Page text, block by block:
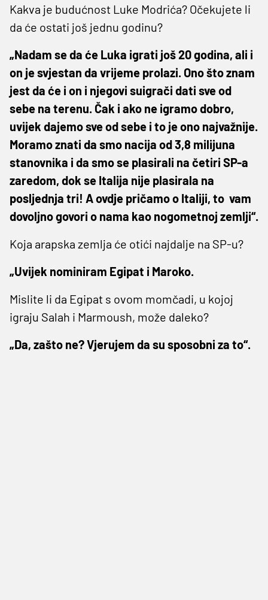
Kakva je budućnost Luke Modrića? Očekujete li
da će ostati još jednu godinu?
„Nadam se da će Luka igrati još 20 godina, ali i
on je svjestan da vrijeme prolazi. Ono što znam
jest da će i on i njegovi suigrači dati sve od
sebe na terenu. Čak i ako ne igramo dobro,
uvijek dajemo sve od sebe i to je ono najvažnije.
Moramo znati da smo nacija od 3,8 milijuna
stanovnika i da smo se plasirali na četiri SP-a
zaredom, dok se Italija nije plasirala na
posljednja tri! A ovdje pričamo o Italiji, to vam
dovoljno govori o nama kao nogometnoj zemlji“.
Koja arapska zemlja će otići najdalje na SP-u?
„Uvijek nominiram Egipat i Maroko.
Mislite li da Egipat s ovom momčadi, u kojoj
igraju Salah i Marmoush, može daleko?
„Da, zašto ne? Vjerujem da su sposobni za to“.